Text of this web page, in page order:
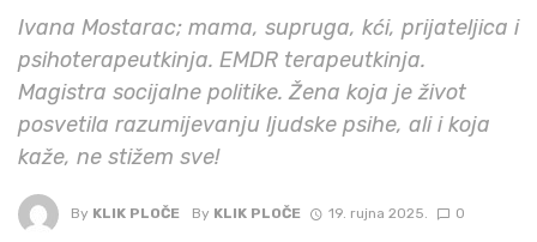
Ivana Mostarac; mama, supruga, kći, prijateljica i
psihoterapeutkinja. EMDR terapeutkinja.
Magistra socijalne politike. Žena koja je život
posvetila razumijevanju ljudske psihe, ali i koja
kaže, ne stižem sve!
By KLIK PLOČE By KLIK PLOČE 19. rujna 2025. 0